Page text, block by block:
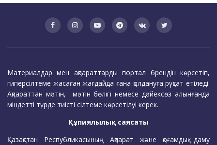
Материалдар мен ақпараттарды портал брендін көрсетіп,
гиперсілтеме жасаған жағдайда ғана қолдануға рұқсат етіледі.
Ақпараттан мәтін, мәтін бөлігі немесе дәйексөз алынғанда
міндетті түрде тиісті сілтеме көрсетілуі керек.
Құпиялылық саясаты
Қазақстан Республикасының Ақпарат және қоғамдық даму